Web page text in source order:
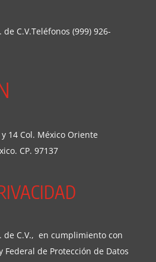
C.V.Teléfonos (999) 926-
14 Col. México Oriente
CP. 97137
de C.V., en cumplimiento con
Federal de Protección de Datos